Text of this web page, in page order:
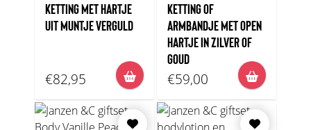
KETTING MET HARTJE
UIT MUNTJE VERGULD
€82,95
KETTING OF
ARMBANDJE MET OPEN
HARTJE IN ZILVER OF
GOUD
€59,00